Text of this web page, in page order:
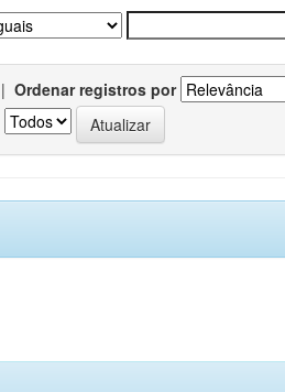
| Ordenar registros por